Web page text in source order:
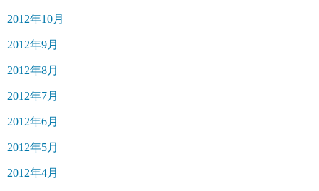
2012年10月
2012年9月
2012年8月
2012年7月
2012年6月
2012年5月
2012年4月